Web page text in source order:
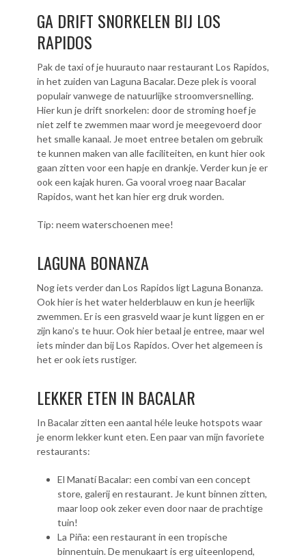
GA DRIFT SNORKELEN BIJ LOS
RAPIDOS
Pak de taxi of je huurauto naar restaurant Los Rapidos,
in het zuiden van Laguna Bacalar. Deze plek is vooral
populair vanwege de natuurlijke stroomversnelling.
Hier kun je drift snorkelen: door de stroming hoef je
niet zelf te zwemmen maar word je meegevoerd door
het smalle kanaal. Je moet entree betalen om gebruik
te kunnen maken van alle faciliteiten, en kunt hier ook
gaan zitten voor een hapje en drankje. Verder kun je er
ook een kajak huren. Ga vooral vroeg naar Bacalar
Rapidos, want het kan hier erg druk worden.
Tip: neem waterschoenen mee!
LAGUNA BONANZA
Nog iets verder dan Los Rapidos ligt Laguna Bonanza.
Ook hier is het water helderblauw en kun je heerlijk
zwemmen. Er is een grasveld waar je kunt liggen en er
zijn kano’s te huur. Ook hier betaal je entree, maar wel
iets minder dan bij Los Rapidos. Over het algemeen is
het er ook iets rustiger.
LEKKER ETEN IN BACALAR
In Bacalar zitten een aantal héle leuke hotspots waar
je enorm lekker kunt eten. Een paar van mijn favoriete
restaurants:
El Manatí Bacalar: een combi van een concept
store, galerij en restaurant. Je kunt binnen zitten,
maar loop ook zeker even door naar de prachtige
tuin!
La Piña: een restaurant in een tropische
binnentuin. De menukaart is erg uiteenlopend,